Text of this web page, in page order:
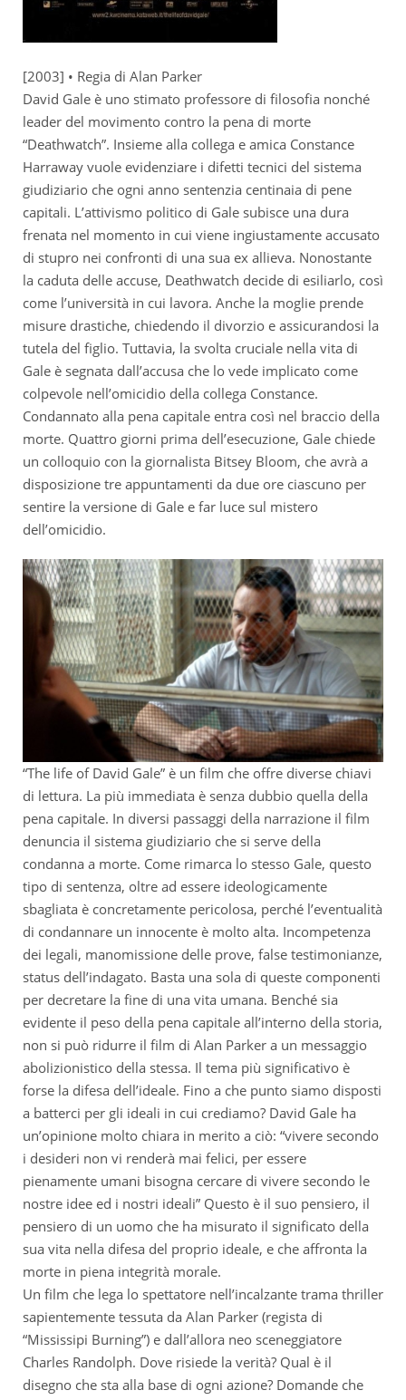
[2003] • Regia di Alan Parker
David Gale è uno stimato professore di filosofia nonché
leader del movimento contro la pena di morte
“Deathwatch”. Insieme alla collega e amica Constance
Harraway vuole evidenziare i difetti tecnici del sistema
giudiziario che ogni anno sentenzia centinaia di pene
capitali. L’attivismo politico di Gale subisce una dura
frenata nel momento in cui viene ingiustamente accusato
di stupro nei confronti di una sua ex allieva. Nonostante
la caduta delle accuse, Deathwatch decide di esiliarlo, così
come l’università in cui lavora. Anche la moglie prende
misure drastiche, chiedendo il divorzio e assicurandosi la
tutela del figlio. Tuttavia, la svolta cruciale nella vita di
Gale è segnata dall’accusa che lo vede implicato come
colpevole nell’omicidio della collega Constance.
Condannato alla pena capitale entra così nel braccio della
morte. Quattro giorni prima dell’esecuzione, Gale chiede
un colloquio con la giornalista Bitsey Bloom, che avrà a
disposizione tre appuntamenti da due ore ciascuno per
sentire la versione di Gale e far luce sul mistero
dell’omicidio.
“The life of David Gale” è un film che offre diverse chiavi
di lettura. La più immediata è senza dubbio quella della
pena capitale. In diversi passaggi della narrazione il film
denuncia il sistema giudiziario che si serve della
condanna a morte. Come rimarca lo stesso Gale, questo
tipo di sentenza, oltre ad essere ideologicamente
sbagliata è concretamente pericolosa, perché l’eventualità
di condannare un innocente è molto alta. Incompetenza
dei legali, manomissione delle prove, false testimonianze,
status dell’indagato. Basta una sola di queste componenti
per decretare la fine di una vita umana. Benché sia
evidente il peso della pena capitale all’interno della storia,
non si può ridurre il film di Alan Parker a un messaggio
abolizionistico della stessa. Il tema più significativo è
forse la difesa dell’ideale. Fino a che punto siamo disposti
a batterci per gli ideali in cui crediamo? David Gale ha
un’opinione molto chiara in merito a ciò: “vivere secondo
i desideri non vi renderà mai felici, per essere
pienamente umani bisogna cercare di vivere secondo le
nostre idee ed i nostri ideali” Questo è il suo pensiero, il
pensiero di un uomo che ha misurato il significato della
sua vita nella difesa del proprio ideale, e che affronta la
morte in piena integrità morale.
Un film che lega lo spettatore nell’incalzante trama thriller
sapientemente tessuta da Alan Parker (regista di
“Mississipi Burning”) e dall’allora neo sceneggiatore
Charles Randolph. Dove risiede la verità? Qual è il
disegno che sta alla base di ogni azione? Domande che